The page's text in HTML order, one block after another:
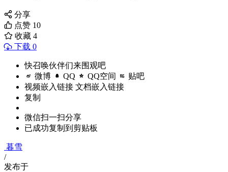
分享
点赞 10
收藏 4
下载 0
快召唤伙伴们来围观吧
微博 QQ QQ空间 贴吧
视频嵌入链接 文档嵌入链接
复制
微信扫一扫分享
已成功复制到剪贴板
暮雪
/
发布于